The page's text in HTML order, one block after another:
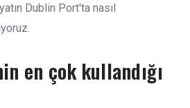
Dublin Port'ta nasıl
en çok kullandığı